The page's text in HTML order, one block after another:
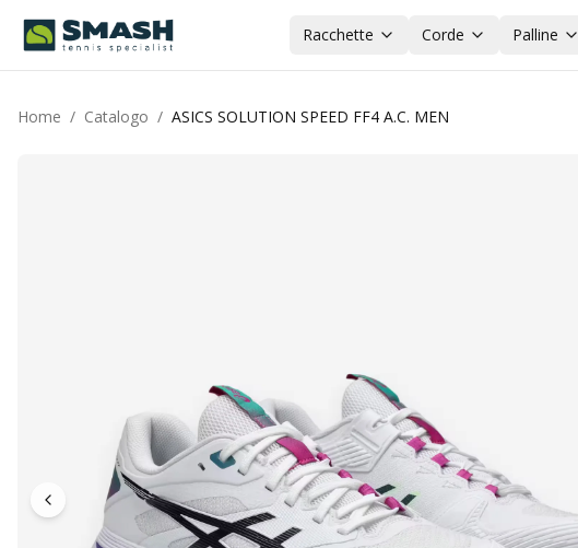
Racchette Corde Palline
Home / Catalogo / ASICS SOLUTION SPEED FF4 A.C. MEN